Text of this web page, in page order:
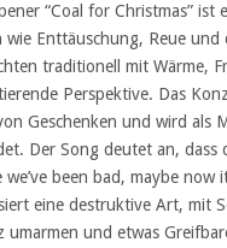
“Coal for Christmas”
wie Enttäuschung, Reue
traditionell mit Wärme,
Perspektive. Das
Geschenken und wird als
Der Song deutet an, dass
we’ve been bad, maybe
eine destruktive Art, mit
umarmen und etwas